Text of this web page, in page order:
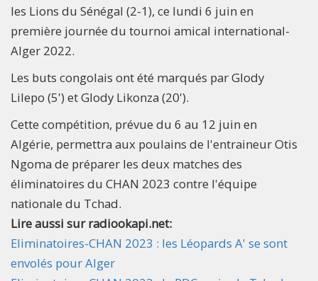
les Lions du Sénégal (2-1), ce lundi 6 juin en
première journée du tournoi amical international-
Alger 2022.
Les buts congolais ont été marqués par Glody
Lilepo (5') et Glody Likonza (20').
Cette compétition, prévue du 6 au 12 juin en
Algérie, permettra aux poulains de l'entraineur Otis
Ngoma de préparer les deux matches des
éliminatoires du CHAN 2023 contre l'équipe
nationale du Tchad.
Lire aussi sur radiookapi.net:
Eliminatoires-CHAN 2023 : les Léopards A' se sont
envolés pour Alger